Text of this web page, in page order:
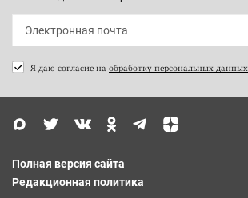
Я даю согласие на обработку персональных данных
Полная версия сайта
Редакционная политика